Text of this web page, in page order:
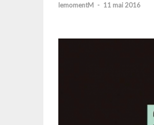
lemomentM - 11 mai 2016